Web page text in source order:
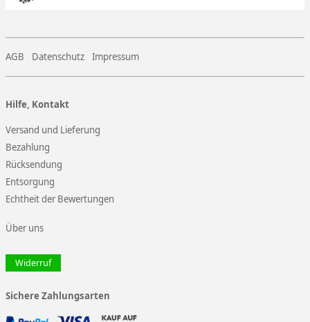
AGB Datenschutz Impressum
Hilfe, Kontakt
Versand und Lieferung
Bezahlung
Rücksendung
Entsorgung
Echtheit der Bewertungen
Über uns
Widerruf
Sichere Zahlungsarten